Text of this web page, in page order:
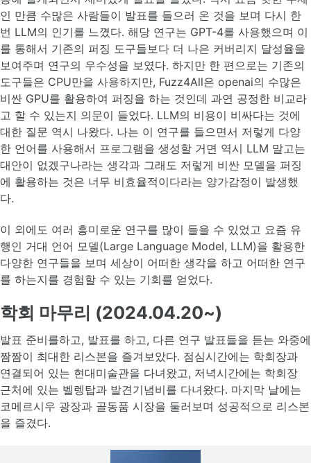
인 만큼 수많은 사람들이 발표를 들으러 온 것을 보며 다시 한
번 LLM의 인기를 느꼈다. 해당 연구는 GPT-4를 사용했으며 이
를 통해서 기존의 퍼징 도구들보다 더 나은 커버리지 달성율을
보여주며 연구의 우수성을 보였다. 하지만 한 편으로는 기존의
도구들은 CPU만을 사용하지만, Fuzz4All은 openai의 수많은
비싼 GPU를 활용하여 퍼징을 하는 것인데 과연 공정한 비교라
고 할 수 있는지 의문이 들었다. LLM의 비용이 비싸다는 것에
대한 질문 역시 나왔다. 나는 이 연구를 들으면서 저렇게 다양
한 언어를 사용해서 프로그램을 생성할 거면 역시 LLM 말고는
대안이 없겠구나라는 생각과 그래도 저렇게 비싼 모델을 퍼징
에 활용하는 것은 너무 비효율적이다라는 양가감정이 발생했
다.
이 외에도 여러 흥미로운 연구를 많이 들을 수 있었고 요즘 유
행인 거대 언어 모델(Large Language Model, LLM)을 활용한
다양한 연구들을 보며 세상이 어떠한 생각을 하고 어떠한 연구
를 하는지를 경험할 수 있는 기회를 얻었다.
학회 마무리 (2024.04.20~)
발표 준비를하고, 발표를 하고, 다른 연구 발표들을 듣는 와중에
짬짬이 최대한 리스본을 즐겨보았다. 점심시간에는 학회장과
연결되어 있는 현대미술관을 다녀왔고, 저녁시간에는 학회장
근처에 있는 벨렝탑과 발견기념비를 다녀왔다. 마지막 날에는
코메르시우 광장과 골동품 시장을 둘러보며 성공적으로 리스본
을 즐겼다.